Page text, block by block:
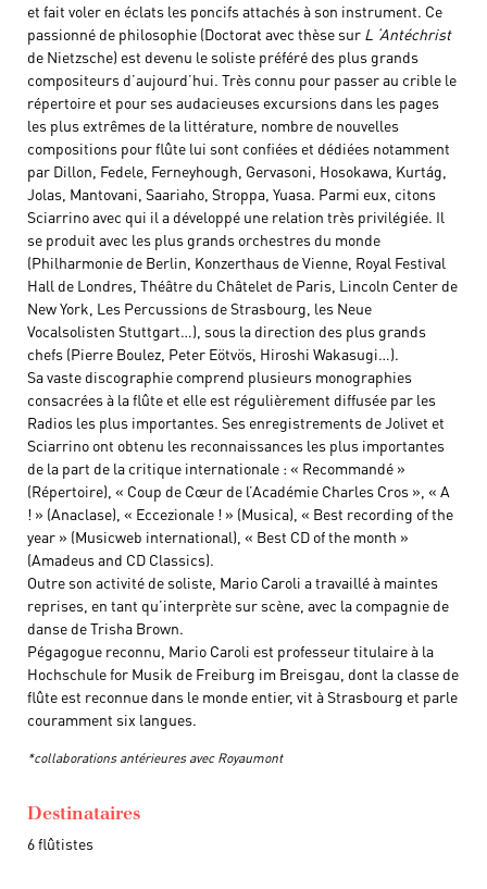
et fait voler en éclats les poncifs attachés à son instrument. Ce
passionné de philosophie (Doctorat avec thèse sur L ‘Antéchrist
de Nietzsche) est devenu le soliste préféré des plus grands
compositeurs d’aujourd’hui. Très connu pour passer au crible le
répertoire et pour ses audacieuses excursions dans les pages
les plus extrêmes de la littérature, nombre de nouvelles
compositions pour flûte lui sont confiées et dédiées notamment
par Dillon, Fedele, Ferneyhough, Gervasoni, Hosokawa, Kurtág,
Jolas, Mantovani, Saariaho, Stroppa, Yuasa. Parmi eux, citons
Sciarrino avec qui il a développé une relation très privilégiée. Il
se produit avec les plus grands orchestres du monde
(Philharmonie de Berlin, Konzerthaus de Vienne, Royal Festival
Hall de Londres, Théâtre du Châtelet de Paris, Lincoln Center de
New York, Les Percussions de Strasbourg, les Neue
Vocalsolisten Stuttgart…), sous la direction des plus grands
chefs (Pierre Boulez, Peter Eötvös, Hiroshi Wakasugi…).
Sa vaste discographie comprend plusieurs monographies
consacrées à la flûte et elle est régulièrement diffusée par les
Radios les plus importantes. Ses enregistrements de Jolivet et
Sciarrino ont obtenu les reconnaissances les plus importantes
de la part de la critique internationale : « Recommandé »
(Répertoire), « Coup de Cœur de l’Académie Charles Cros », « A
! » (Anaclase), « Eccezionale ! » (Musica), « Best recording of the
year » (Musicweb international), « Best CD of the month »
(Amadeus and CD Classics).
Outre son activité de soliste, Mario Caroli a travaillé à maintes
reprises, en tant qu’interprète sur scène, avec la compagnie de
danse de Trisha Brown.
Pégagogue reconnu, Mario Caroli est professeur titulaire à la
Hochschule for Musik de Freiburg im Breisgau, dont la classe de
flûte est reconnue dans le monde entier, vit à Strasbourg et parle
couramment six langues.
*collaborations antérieures avec Royaumont
Destinataires
6 flûtistes